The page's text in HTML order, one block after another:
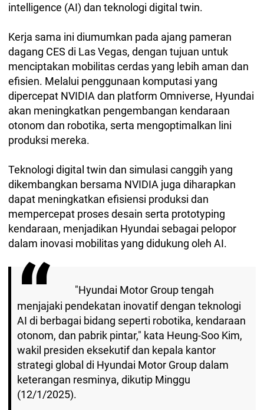
intelligence (AI) dan teknologi digital twin.
Kerja sama ini diumumkan pada ajang pameran
dagang CES di Las Vegas, dengan tujuan untuk
menciptakan mobilitas cerdas yang lebih aman dan
efisien. Melalui penggunaan komputasi yang
dipercepat NVIDIA dan platform Omniverse, Hyundai
akan meningkatkan pengembangan kendaraan
otonom dan robotika, serta mengoptimalkan lini
produksi mereka.
Teknologi digital twin dan simulasi canggih yang
dikembangkan bersama NVIDIA juga diharapkan
dapat meningkatkan efisiensi produksi dan
mempercepat proses desain serta prototyping
kendaraan, menjadikan Hyundai sebagai pelopor
dalam inovasi mobilitas yang didukung oleh AI.
"Hyundai Motor Group tengah
menjajaki pendekatan inovatif dengan teknologi
AI di berbagai bidang seperti robotika, kendaraan
otonom, dan pabrik pintar," kata Heung-Soo Kim,
wakil presiden eksekutif dan kepala kantor
strategi global di Hyundai Motor Group dalam
keterangan resminya, dikutip Minggu
(12/1/2025).